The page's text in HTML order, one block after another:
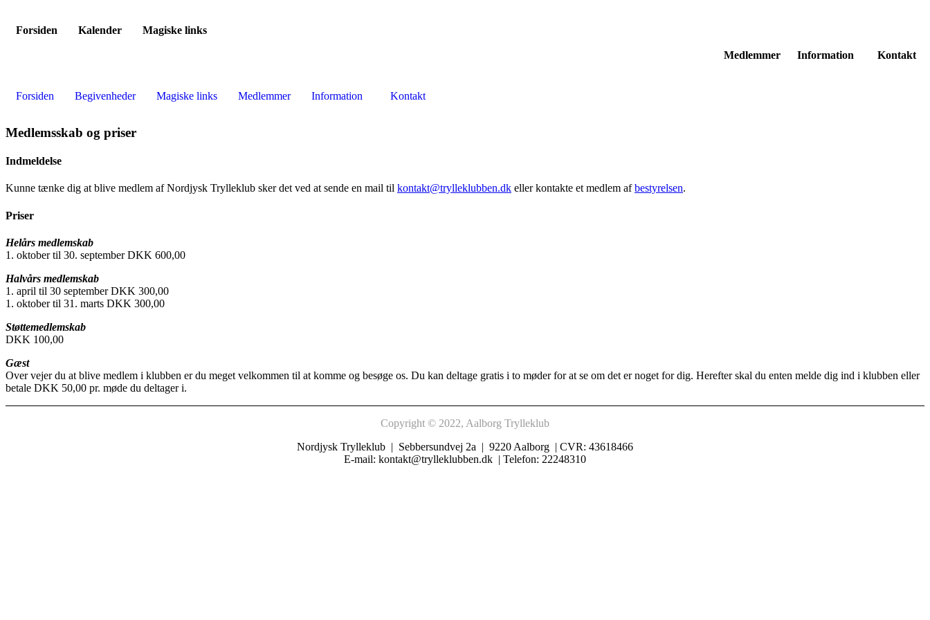
Forsiden Kalender Magiske links
Medlemmer Information Kontakt
Forsiden Begivenheder Magiske links Medlemmer Information Kontakt
Medlemsskab og priser
Indmeldelse
Kunne tænke dig at blive medlem af Nordjysk Trylleklub sker det ved at sende en mail til kontakt@trylleklubben.dk eller kontakte et medlem afbestyrelsen.
Priser
Helårs medlemskab
1. oktober til 30. september DKK 600,00
Halvårs medlemskab
1. april til 30 september DKK 300,00
1. oktober til 31. marts DKK 300,00
Støttemedlemskab
DKK 100,00
Gæst
Over vejer du at blive medlem i klubben er du meget velkommen til at komme og besøge os. Du kan deltage gratis i to møder for at se om det er noget for dig. Herefter skal du enten melde dig ind i klubben eller
betale DKK 50,00 pr. møde du deltager i.
Copyright © 2022, Aalborg Trylleklub
Nordjysk Trylleklub | Sebbersundvej 2a | 9220 Aalborg | CVR: 43618466
E-mail: kontakt@trylleklubben.dk | Telefon: 22248310